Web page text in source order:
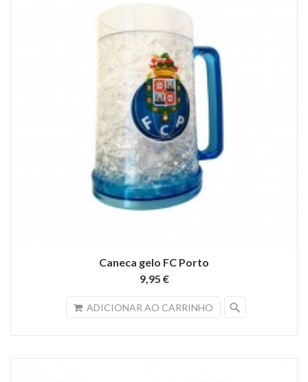
Caneca gelo FC Porto
9,95 €
ADICIONAR AO CARRINHO search